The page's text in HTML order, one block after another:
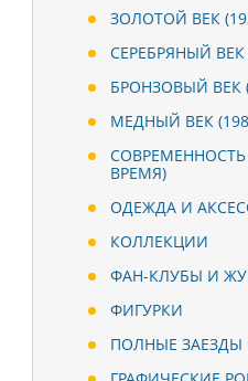
ЗОЛОТОЙ ВЕК
СЕРЕБРЯНЫЙ ВЕК
БРОНЗОВЫЙ ВЕК
МЕДНЫЙ ВЕК
СОВРЕМЕННОСТЬ
ВРЕМЯ)
ОДЕЖДА И
КОЛЛЕКЦИИ
ФАН-КЛУБЫ И
ФИГУРКИ
ПОЛНЫЕ